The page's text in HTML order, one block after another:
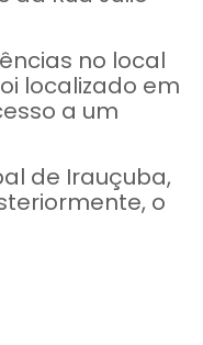
no local
localizado em
a um
de Irauçuba,
o